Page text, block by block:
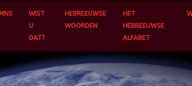
WIST
U
DAT?
HEBREEUWSE
WOORDEN
HET
HEBREEUWSE
ALFABET